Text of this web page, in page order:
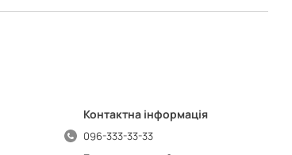
Контактна інформація
096-333-33-33